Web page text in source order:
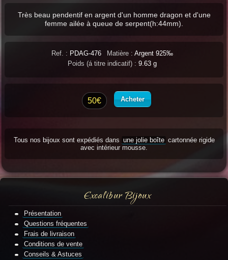
Très beau pendentif en argent d'un homme dragon et d'une
femme ailée à queue de serpent(h:44mm).
Ref. : PDAG-476 Matière : Argent 925‰
Poids (á titre indicatif) : 9.63 g
50€ Acheter
Tous nos bijoux sont expédiés dans une jolie boîte cartonnée rigide
avec intérieur mousse.
Excalibur Bijoux
Présentation
Questions fréquentes
Frais de livraison
Conditions de vente
Conseils & Astuces